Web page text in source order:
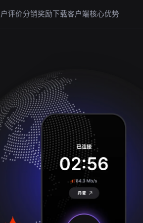
评价分销奖励下载客户端核心优势